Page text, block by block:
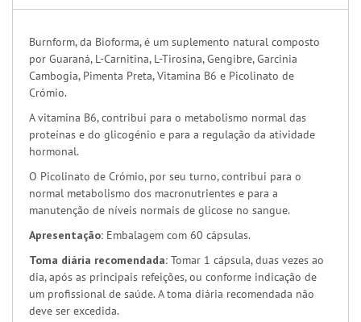
Burnform, da Bioforma, é um suplemento natural composto
por Guaraná, L-Carnitina, L-Tirosina, Gengibre, Garcinia
Cambogia, Pimenta Preta, Vitamina B6 e Picolinato de
Crómio.
A vitamina B6, contribui para o metabolismo normal das
proteínas e do glicogénio e para a regulação da atividade
hormonal.
O Picolinato de Crómio, por seu turno, contribui para o
normal metabolismo dos macronutrientes e para a
manutenção de níveis normais de glicose no sangue.
Apresentação: Embalagem com 60 cápsulas.
Toma diária recomendada: Tomar 1 cápsula, duas vezes ao
dia, após as principais refeições, ou conforme indicação de
um profissional de saúde. A toma diária recomendada não
deve ser excedida.